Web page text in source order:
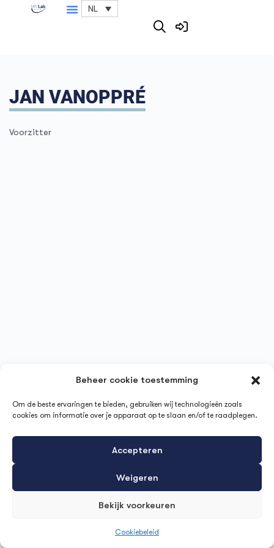
Beheer cookie toestemming
Om de beste ervaringen te bieden, gebruiken wij technologieën zoals
cookies om informatie over je apparaat op te slaan en/of te raadplegen.
Accepteren
Weigeren
Bekijk voorkeuren
Cookiebeleid
NL
JAN VANOPPRÉ
Voorzitter